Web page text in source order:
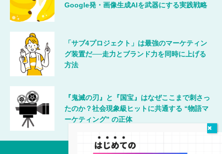
Google発・画像生成AIを武器にする実践戦略
「サブ4プロジェクト」は最強のマーケティン
グ装置だ──走力とブランド力を同時に上げる
方法
『鬼滅の刃』と『国宝』はなぜここまで刺さっ
たのか？社会現象級ヒットに共通する “物語マ
ーケティング” の正体